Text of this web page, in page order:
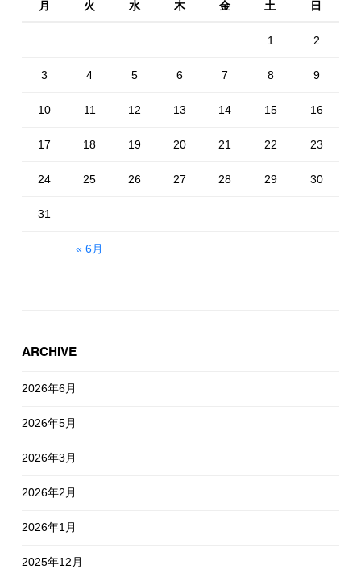
月 火 水 木 金 土 日
« 6月
1 2
3 4 5 6 7 8 9
10 11 12 13 14 15 16
17 18 19 20 21 22 23
24 25 26 27 28 29 30
31
ARCHIVE
2026年6月
2026年5月
2026年3月
2026年2月
2026年1月
2025年12月